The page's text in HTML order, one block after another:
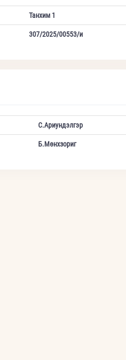
Танхим 1
307/2025/00553/и
С.Ариундэлгэр
Б.Мөнхзориг